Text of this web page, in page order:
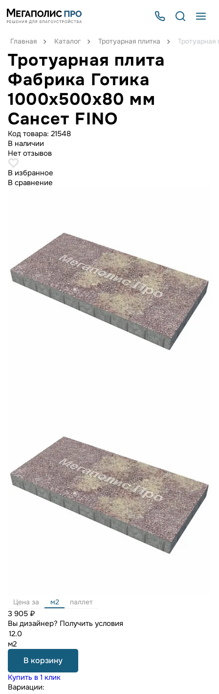
Главная Каталог Тротуарная плитка
Тротуарная плита
Фабрика Готика
1000x500x80 мм
Сансет FINO
Код товара: 21548
В наличии
Нет отзывов
В избранное
В сравнение
Цена за м2 паллет
3 905 ₽
Вы дизайнер? Получить условия
м2
В корзину
Купить в 1 клик
Вариации: